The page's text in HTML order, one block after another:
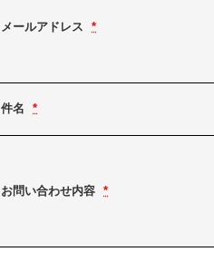
メールアドレス *
件名 *
お問い合わせ内容 *